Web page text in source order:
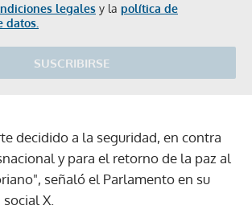
legales y la política de
datos.
SUSCRIBIRSE
decidido a la seguridad, en contra
y para el retorno de la paz al
señaló el Parlamento en su
X.